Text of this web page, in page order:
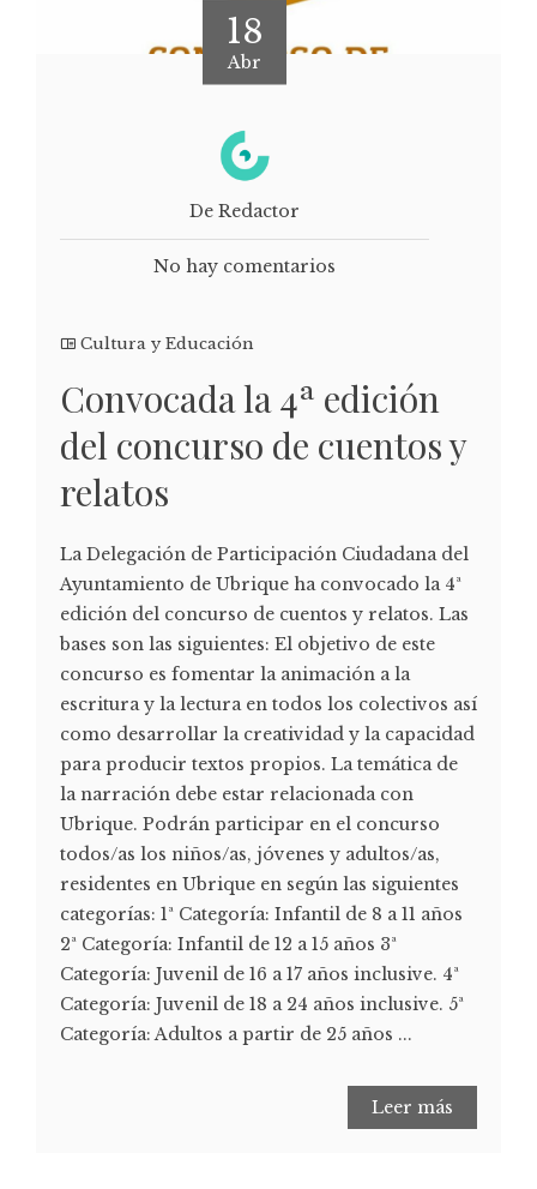
18
Abr
De Redactor
No hay comentarios
Cultura y Educación
Convocada la 4ª edición
del concurso de cuentos y
relatos
La Delegación de Participación Ciudadana del
Ayuntamiento de Ubrique ha convocado la 4ª
edición del concurso de cuentos y relatos. Las
bases son las siguientes: El objetivo de este
concurso es fomentar la animación a la
escritura y la lectura en todos los colectivos así
como desarrollar la creatividad y la capacidad
para producir textos propios. La temática de
la narración debe estar relacionada con
Ubrique. Podrán participar en el concurso
todos/as los niños/as, jóvenes y adultos/as,
residentes en Ubrique en según las siguientes
categorías: 1ª Categoría: Infantil de 8 a 11 años
2ª Categoría: Infantil de 12 a 15 años 3ª
Categoría: Juvenil de 16 a 17 años inclusive. 4ª
Categoría: Juvenil de 18 a 24 años inclusive. 5ª
Categoría: Adultos a partir de 25 años ...
Leer más